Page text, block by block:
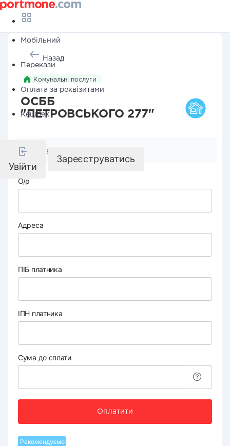
Мобільний
Перекази
Оплата за реквізитами
Кешбек
Увійти
Зареєструватись
Назад
Комунальні послуги
ОСББ
"ПЕТРОВСЬКОГО 277"
Реквізити компанії
О/р
Адреса
ПІБ платника
ІПН платника
Сума до сплати
Оплатити
Рекомендуємо